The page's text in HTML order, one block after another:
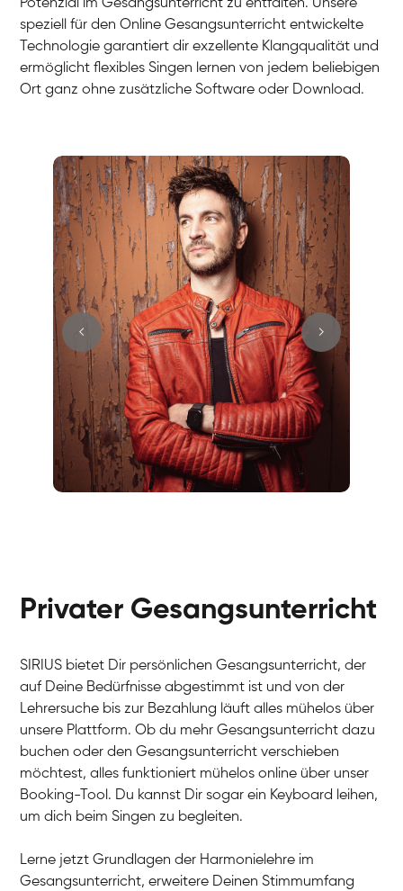
Potenzial im Gesangsunterricht zu entfalten. Unsere
speziell für den Online Gesangsunterricht entwickelte
Technologie garantiert dir exzellente Klangqualität und
ermöglicht flexibles Singen lernen von jedem beliebigen
Ort ganz ohne zusätzliche Software oder Download.
Stefan
Gesang / Vocal
Gesang / Vocal
Anna
Gesang / Vocal
Gesang / Vocal
Gesang / Vocal
Gesang / Vocal
Gesang / Vocal
Gesang / Vocal
Gesang / Vocal
Gesang / Vocal
Gesang / Vocal
Gesang / Vocal
Privater Gesangsunterricht
SIRIUS bietet Dir persönlichen Gesangsunterricht, der
auf Deine Bedürfnisse abgestimmt ist und von der
Lehrersuche bis zur Bezahlung läuft alles mühelos über
unsere Plattform. Ob du mehr Gesangsunterricht dazu
buchen oder den Gesangsunterricht verschieben
möchtest, alles funktioniert mühelos online über unser
Booking-Tool. Du kannst Dir sogar ein Keyboard leihen,
um dich beim Singen zu begleiten.
Lerne jetzt Grundlagen der Harmonielehre im
Gesangsunterricht, erweitere Deinen Stimmumfang